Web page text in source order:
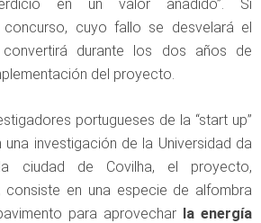
en un valor añadido”. Si
cuyo fallo se desvelará el
durante los dos años de
del proyecto.
portugueses de la “start up”
investigación de la Universidad da
ciudad de Covilha, el proyecto,
consiste en una especie de alfombra
para aprovechar la energía